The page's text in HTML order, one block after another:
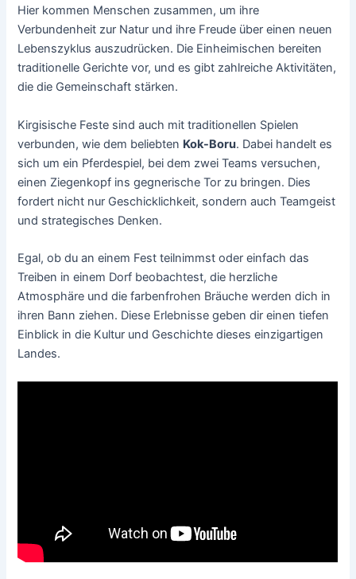
Hier kommen Menschen zusammen, um ihre
Verbundenheit zur Natur und ihre Freude über einen neuen
Lebenszyklus auszudrücken. Die Einheimischen bereiten
traditionelle Gerichte vor, und es gibt zahlreiche Aktivitäten,
die die Gemeinschaft stärken.
Kirgisische Feste sind auch mit traditionellen Spielen
verbunden, wie dem beliebten Kok-Boru. Dabei handelt es
sich um ein Pferdespiel, bei dem zwei Teams versuchen,
einen Ziegenkopf ins gegnerische Tor zu bringen. Dies
fordert nicht nur Geschicklichkeit, sondern auch Teamgeist
und strategisches Denken.
Egal, ob du an einem Fest teilnimmst oder einfach das
Treiben in einem Dorf beobachtest, die herzliche
Atmosphäre und die farbenfrohen Bräuche werden dich in
ihren Bann ziehen. Diese Erlebnisse geben dir einen tiefen
Einblick in die Kultur und Geschichte dieses einzigartigen
Landes.